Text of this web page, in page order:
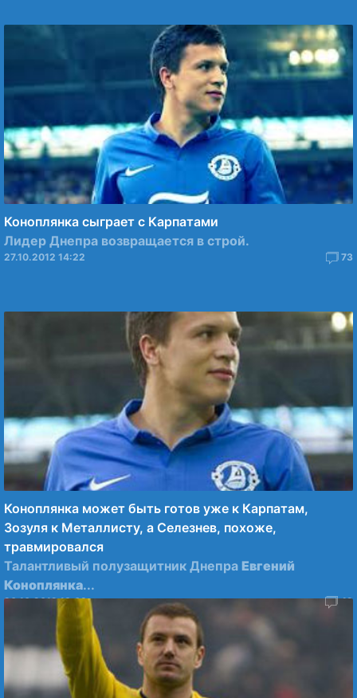
Коноплянка сыграет с Карпатами
Лидер Днепра возвращается в строй.
27.10.2012 14:22 73
Коноплянка может быть готов уже к Карпатам,
Зозуля к Металлисту, а Селезнев, похоже,
травмировался
Талантливый полузащитник Днепра Евгений
Коноплянка...
26.10.2012 13:09 42